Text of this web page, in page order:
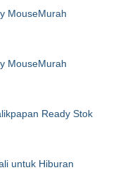
MouseMurah
MouseMurah
Ready Stok
untuk Hiburan